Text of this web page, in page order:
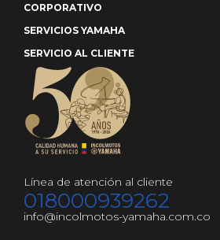
CORPORATIVO
SERVICIOS YAMAHA
SERVICIO AL CLIENTE
Línea de atención al cliente
018000939262
info@incolmotos-yamaha.com.co